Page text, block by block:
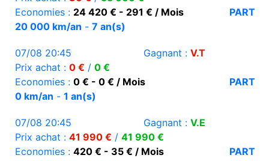
Economies : 24 420 € - 291 € / Mois
PART
20 000 km/an - 7 an(s)
07/08 20:45 Gagnant : V.T
Prix achat : 0 € / 0 €
Economies : 0 € - 0 € / Mois
PART
0 km/an - 1 an(s)
07/08 20:45 Gagnant : V.E
Prix achat : 41 990 € / 41 990 €
Economies : 420 € - 35 € / Mois
PART